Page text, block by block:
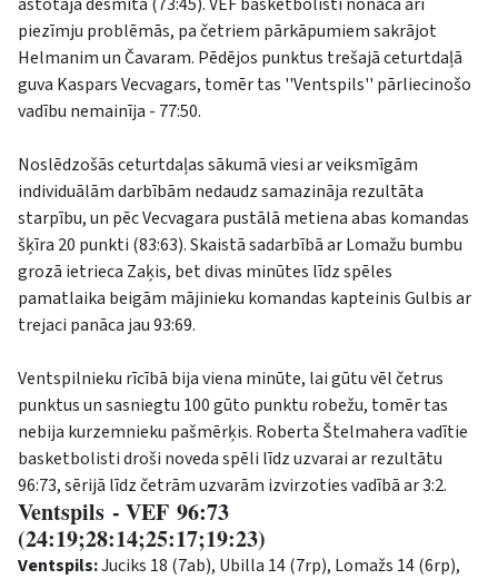
piezīmju problēmās, pa četriem pārkāpumiem sakrājot
Helmanim un Čavaram. Pēdējos punktus trešajā ceturtdaļā
guva Kaspars Vecvagars, tomēr tas ''Ventspils'' pārliecinošo
vadību nemainīja - 77:50.
Noslēdzošās ceturtdaļas sākumā viesi ar veiksmīgām
individuālām darbībām nedaudz samazināja rezultāta
starpību, un pēc Vecvagara pustālā metiena abas komandas
šķīra 20 punkti (83:63). Skaistā sadarbībā ar Lomažu bumbu
grozā ietrieca Zaķis, bet divas minūtes līdz spēles
pamatlaika beigām mājinieku komandas kapteinis Gulbis ar
trejaci panāca jau 93:69.
Ventspilnieku rīcībā bija viena minūte, lai gūtu vēl četrus
punktus un sasniegtu 100 gūto punktu robežu, tomēr tas
nebija kurzemnieku pašmērķis. Roberta Štelmahera vadītie
basketbolisti droši noveda spēli līdz uzvarai ar rezultātu
96:73, sērijā līdz četrām uzvarām izvirzoties vadībā ar 3:2.
Ventspils - VEF 96:73
(24:19;28:14;25:17;19:23)
Ventspils:Juciks 18 (7ab), Ubilla 14 (7rp), Lomažs 14 (6rp),